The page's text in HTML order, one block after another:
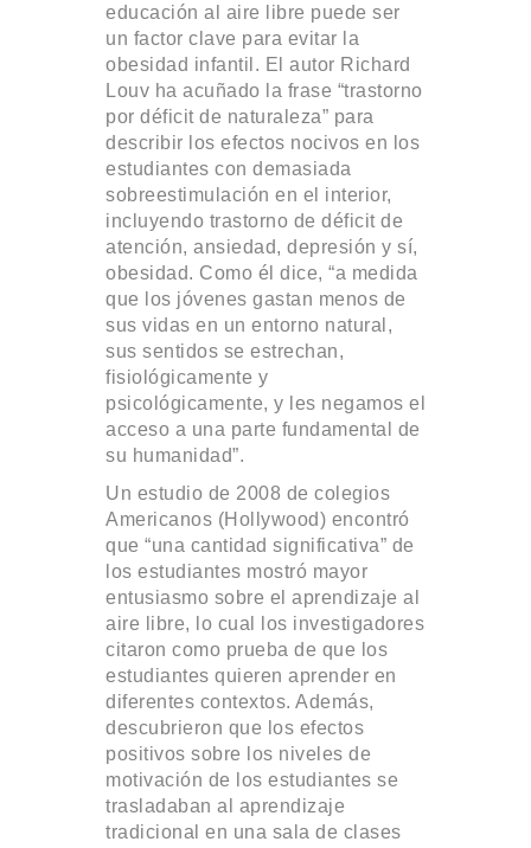
educación al aire libre puede ser
un factor clave para evitar la
obesidad infantil. El autor Richard
Louv ha acuñado la frase “trastorno
por déficit de naturaleza” para
describir los efectos nocivos en los
estudiantes con demasiada
sobreestimulación en el interior,
incluyendo trastorno de déficit de
atención, ansiedad, depresión y sí,
obesidad. Como él dice, “a medida
que los jóvenes gastan menos de
sus vidas en un entorno natural,
sus sentidos se estrechan,
fisiológicamente y
psicológicamente, y les negamos el
acceso a una parte fundamental de
su humanidad”.
Un estudio de 2008 de colegios
Americanos (Hollywood) encontró
que “una cantidad significativa” de
los estudiantes mostró mayor
entusiasmo sobre el aprendizaje al
aire libre, lo cual los investigadores
citaron como prueba de que los
estudiantes quieren aprender en
diferentes contextos. Además,
descubrieron que los efectos
positivos sobre los niveles de
motivación de los estudiantes se
trasladaban al aprendizaje
tradicional en una sala de clases